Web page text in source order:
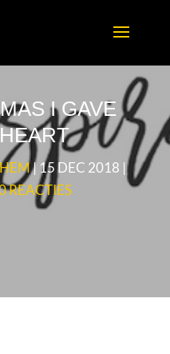
I GAVE
| 15 DEC 2018 |
REACTIES